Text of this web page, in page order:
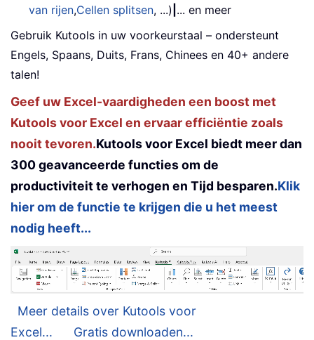
van rijen,Cellen splitsen, ...) ... en meer
Gebruik Kutools in uw voorkeurstaal – ondersteunt
Engels, Spaans, Duits, Frans, Chinees en 40+ andere
talen!
Geef uw Excel-vaardigheden een boost met
Kutools voor Excel en ervaar efficiëntie zoals
nooit tevoren.Kutools voor Excel biedt meer dan
300 geavanceerde functies om de
productiviteit te verhogen en Tijd besparen.Klik
hier om de functie te krijgen die u het meest
nodig heeft...
Meer details over Kutools voor
Excel...
Gratis downloaden...